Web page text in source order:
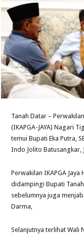
Tanah Datar –
(IKAPGA-JAYA) Nagari
temui Bupati Eka Putra,
Indo Jolito Batusangkar,
Perwakilan IKAPGA Jaya
didampingi Bupati
sebelumnya juga
Darma,
Selanjutnya terlihat Wali